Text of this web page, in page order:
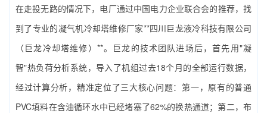
在走投无路的情况下，电厂通过中国电力企业联合会的推荐，找
到了专业的‌凝气机冷却塔维修厂家**‌四川巨龙液冷科技有限公司
（巨龙冷却塔维修）**。巨龙的技术团队进场后，首先用"凝
智"热负荷分析系统，导入了机组过去18个月的全部运行数据，
经过计算分析，精准定位了三大核心问题：第一，原有的普通
PVC填料在含油循环水中已经堵塞了62%的换热通道；第二，布